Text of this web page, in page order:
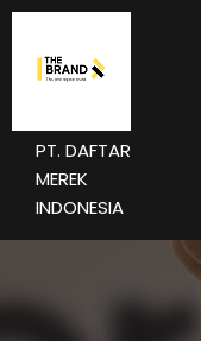
PT. DAFTAR
MEREK
INDONESIA